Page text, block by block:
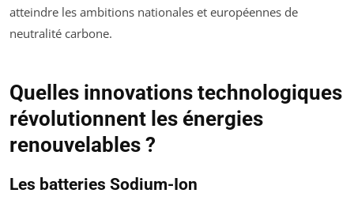
atteindre les ambitions nationales et européennes de
neutralité carbone.
Quelles innovations technologiques
révolutionnent les énergies
renouvelables ?
Les batteries Sodium-Ion